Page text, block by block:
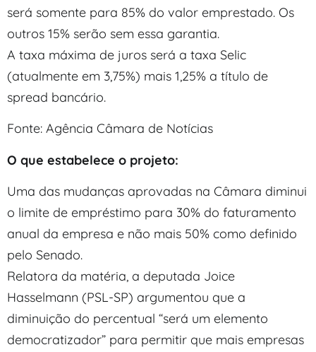
será somente para 85% do valor emprestado. Os
outros 15% serão sem essa garantia.
A taxa máxima de juros será a taxa Selic
(atualmente em 3,75%) mais 1,25% a título de
spread bancário.
Fonte: Agência Câmara de Notícias
O que estabelece o projeto:
Uma das mudanças aprovadas na Câmara diminui
o limite de empréstimo para 30% do faturamento
anual da empresa e não mais 50% como definido
pelo Senado.
Relatora da matéria, a deputada Joice
Hasselmann (PSL-SP) argumentou que a
diminuição do percentual “será um elemento
democratizador” para permitir que mais empresas